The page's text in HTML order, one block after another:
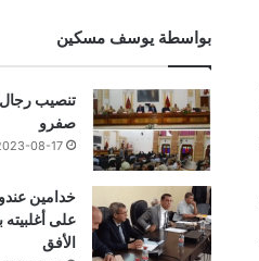
بواسطة يوسف مسكين
تنصيب رجال
صفرو
08-17
خدامين
على
الأفق